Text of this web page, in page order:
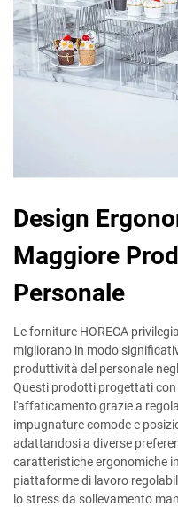
Design
Maggiore
Personale
Le forniture HORECA
migliorano in modo
produttività del personale
Questi prodotti progettati
l'affaticamento grazie a
impugnature comode e
adattandosi a diverse
caratteristiche ergonomiche
piattaforme di lavoro
lo stress da sollevamento